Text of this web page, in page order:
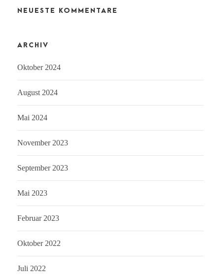
NEUESTE KOMMENTARE
ARCHIV
Oktober 2024
August 2024
Mai 2024
November 2023
September 2023
Mai 2023
Februar 2023
Oktober 2022
Juli 2022